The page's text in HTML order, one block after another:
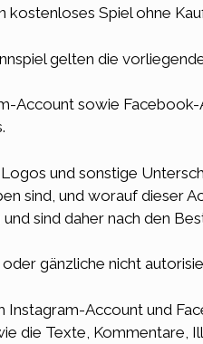
kostenloses Spiel ohne
gelten die
Account sowie Facebook-
und sonstige
sind, und worauf dieser
sind daher nach den
gänzliche nicht
Instagram-Account und
die Texte, Kommentare,